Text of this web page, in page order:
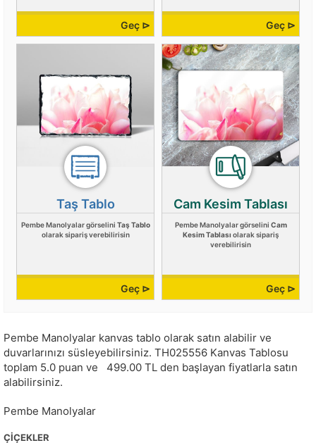
Geç ⊳ Geç ⊳
Taş Tablo
Pembe Manolyalar görselini Taş Tablo
olarak sipariş verebilirisin
Geç ⊳
Cam Kesim Tablası
Pembe Manolyalar görselini Cam
Kesim Tablası olarak sipariş
verebilirisin
Geç ⊳
Pembe Manolyalar kanvas tablo olarak satın alabilir ve
duvarlarınızı süsleyebilirsiniz. TH025556 Kanvas Tablosu
toplam 5.0 puan ve 499.00 TL den başlayan fiyatlarla satın
alabilirsiniz.
Pembe Manolyalar
ÇIÇEKLER